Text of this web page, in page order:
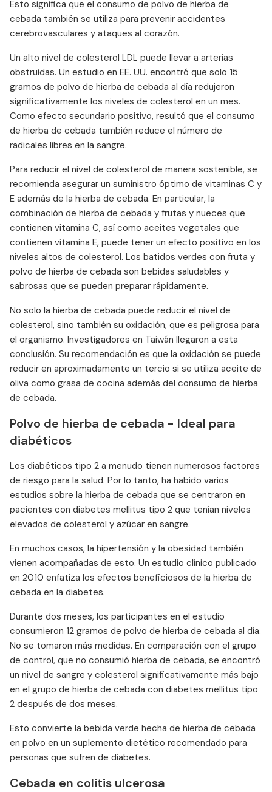
Esto significa que el consumo de polvo de hierba de
cebada también se utiliza para prevenir accidentes
cerebrovasculares y ataques al corazón.
Un alto nivel de colesterol LDL puede llevar a arterias
obstruidas. Un estudio en EE. UU. encontró que solo 15
gramos de polvo de hierba de cebada al día redujeron
significativamente los niveles de colesterol en un mes.
Como efecto secundario positivo, resultó que el consumo
de hierba de cebada también reduce el número de
radicales libres en la sangre.
Para reducir el nivel de colesterol de manera sostenible, se
recomienda asegurar un suministro óptimo de vitaminas C y
E además de la hierba de cebada. En particular, la
combinación de hierba de cebada y frutas y nueces que
contienen vitamina C, así como aceites vegetales que
contienen vitamina E, puede tener un efecto positivo en los
niveles altos de colesterol. Los batidos verdes con fruta y
polvo de hierba de cebada son bebidas saludables y
sabrosas que se pueden preparar rápidamente.
No solo la hierba de cebada puede reducir el nivel de
colesterol, sino también su oxidación, que es peligrosa para
el organismo. Investigadores en Taiwán llegaron a esta
conclusión. Su recomendación es que la oxidación se puede
reducir en aproximadamente un tercio si se utiliza aceite de
oliva como grasa de cocina además del consumo de hierba
de cebada.
Polvo de hierba de cebada - Ideal para
diabéticos
Los diabéticos tipo 2 a menudo tienen numerosos factores
de riesgo para la salud. Por lo tanto, ha habido varios
estudios sobre la hierba de cebada que se centraron en
pacientes con diabetes mellitus tipo 2 que tenían niveles
elevados de colesterol y azúcar en sangre.
En muchos casos, la hipertensión y la obesidad también
vienen acompañadas de esto. Un estudio clínico publicado
en 2010 enfatiza los efectos beneficiosos de la hierba de
cebada en la diabetes.
Durante dos meses, los participantes en el estudio
consumieron 12 gramos de polvo de hierba de cebada al día.
No se tomaron más medidas. En comparación con el grupo
de control, que no consumió hierba de cebada, se encontró
un nivel de sangre y colesterol significativamente más bajo
en el grupo de hierba de cebada con diabetes mellitus tipo
2 después de dos meses.
Esto convierte la bebida verde hecha de hierba de cebada
en polvo en un suplemento dietético recomendado para
personas que sufren de diabetes.
Cebada en colitis ulcerosa